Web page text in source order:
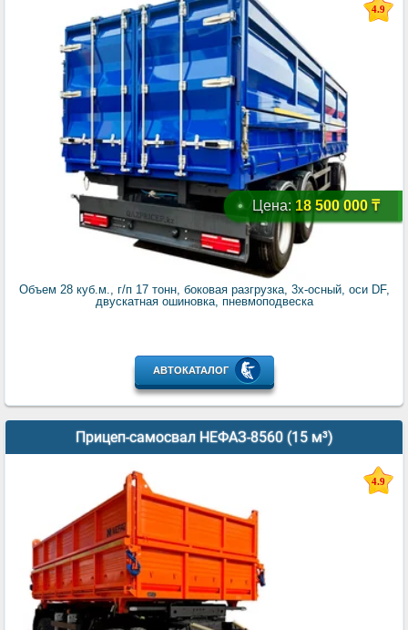
4.9
Цена: 18 500 000 ₸
Объем 28 куб.м., г/п 17 тонн, боковая разгрузка, 3х-осный, оси DF,
двускатная ошиновка, пневмоподвеска
АВТОКАТАЛОГ
Прицеп-самосвал НЕФАЗ-8560 (15 м³)
4.9